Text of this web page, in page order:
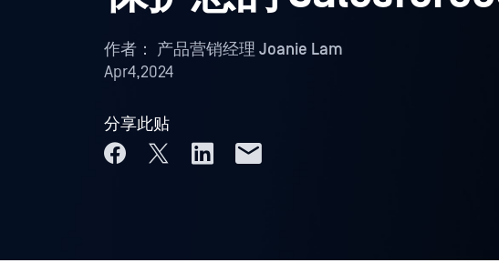
作者： 产品营销经理 Joanie Lam
Apr4,2024
分享此贴